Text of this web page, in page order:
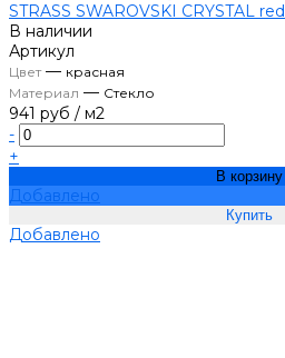
STRASS SWAROVSKI CRYSTAL red
В наличии
Артикул
Цвет— красная
Материал — Стекло
941 руб / м2
-
+
В корзину
Добавлено
Добавлено